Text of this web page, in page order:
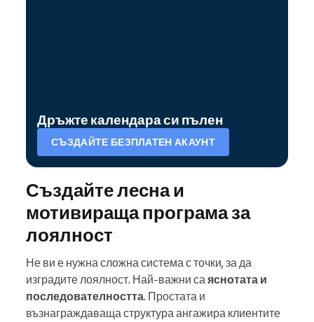
Дръжте календара си пълен
СЪЗДАЙТЕ БЕЗПЛАТЕН АКАУНТ
Създайте лесна и
мотивираща програма за
лоялност
Не ви е нужна сложна система с точки, за да
изградите лоялност. Най-важни саяснотата и
последователността. Простата и
възнаграждаваща структура ангажира клиентите